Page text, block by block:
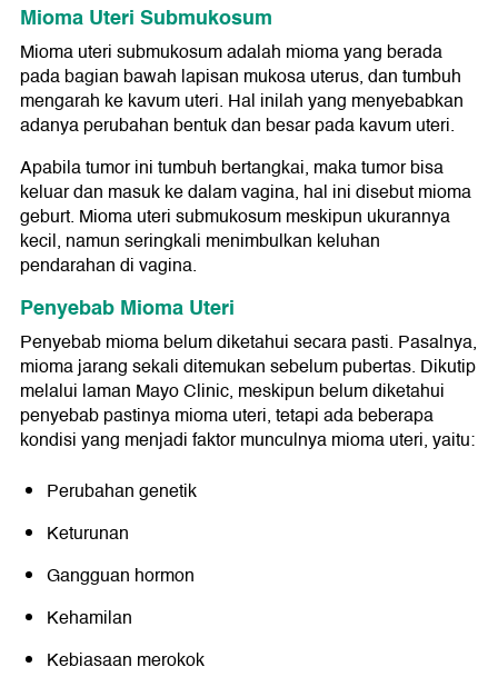
Mioma Uteri Submukosum
Mioma uteri submukosum adalah mioma yang berada
pada bagian bawah lapisan mukosa uterus, dan tumbuh
mengarah ke kavum uteri. Hal inilah yang menyebabkan
adanya perubahan bentuk dan besar pada kavum uteri.
Apabila tumor ini tumbuh bertangkai, maka tumor bisa
keluar dan masuk ke dalam vagina, hal ini disebut mioma
geburt. Mioma uteri submukosum meskipun ukurannya
kecil, namun seringkali menimbulkan keluhan
pendarahan di vagina.
Penyebab Mioma Uteri
Penyebab mioma belum diketahui secara pasti. Pasalnya,
mioma jarang sekali ditemukan sebelum pubertas. Dikutip
melalui laman Mayo Clinic, meskipun belum diketahui
penyebab pastinya mioma uteri, tetapi ada beberapa
kondisi yang menjadi faktor munculnya mioma uteri, yaitu:
Perubahan genetik
Keturunan
Gangguan hormon
Kehamilan
Kebiasaan merokok